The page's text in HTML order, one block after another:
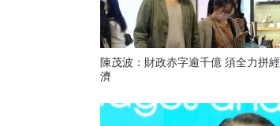
陳茂波：財政赤字逾千億 須全力拼經
濟